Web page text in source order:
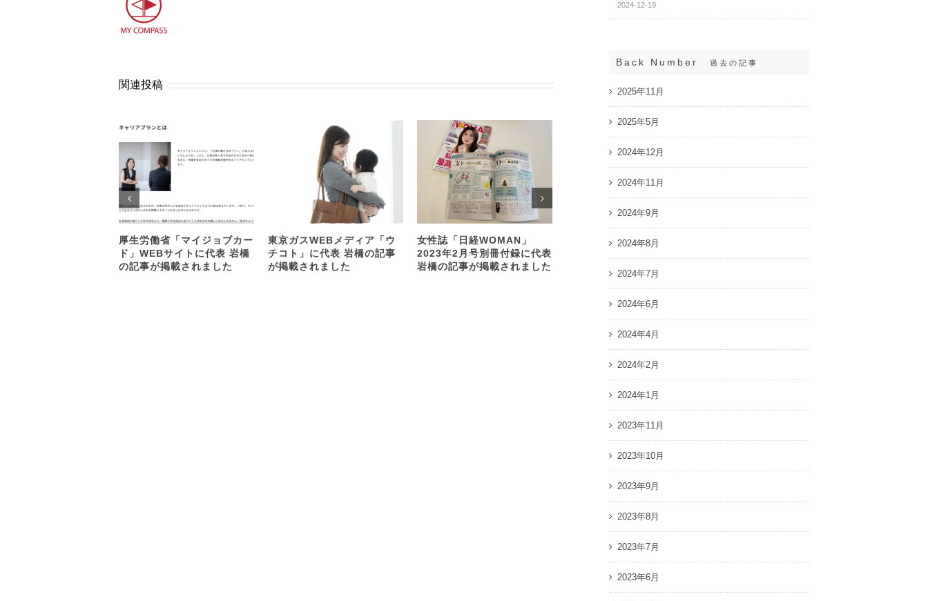
関連投稿
厚生労働省「マイジョブカー
ド」WEBサイトに代表 岩橋
の記事が掲載されました
東京ガスWEBメディア「ウ
チコト」に代表 岩橋の記事
が掲載されました
女性誌「日経WOMAN」
2023年2月号別冊付録に代表
岩橋の記事が掲載されました
SOMPOひまわり生命保険が
Linkx Life isのWEBサイト
に代表 岩橋ひかりのインタ
ビュー記事が公開されました
2024-12-19
Back Number 過去の記事
2025年11月
2025年5月
2024年12月
2024年11月
2024年9月
2024年8月
2024年7月
2024年6月
2024年4月
2024年2月
2024年1月
2023年11月
2023年10月
2023年9月
2023年8月
2023年7月
2023年6月